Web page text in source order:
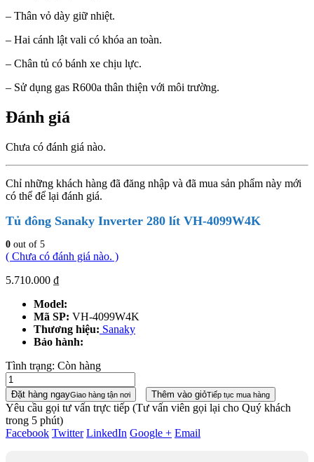
– Thân vỏ dày giữ nhiệt.
– Hai cánh lật vali có khóa an toàn.
– Chân tủ có bánh xe chịu lực.
– Sử dụng gas R600a thân thiện với môi trường.
Đánh giá
Chưa có đánh giá nào.
Chỉ những khách hàng đã đăng nhập và đã mua sản phẩm này mới
có thể để lại đánh giá.
Tủ đông Sanaky Inverter 280 lít VH-4099W4K
0 out of 5
( Chưa có đánh giá nào. )
5.710.000 ₫
Model:
Mã SP: VH-4099W4K
Thương hiệu: Sanaky
Bảo hành:
Tình trạng: Còn hàng
Đặt hàng ngayGiao hàng tận nơi Thêm vào giỏTiếp tục mua hàng
Yêu cầu gọi tư vấn trực tiếp (Tư vấn viên gọi lại cho Quý khách
trong 5 phút)
Facebook Twitter LinkedIn Google + Email